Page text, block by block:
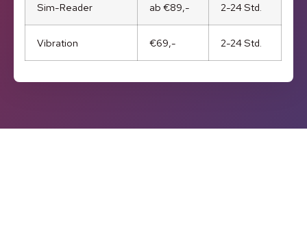
Sim-Reader ab €89,- 2-24 Std.
Vibration €69,- 2-24 Std.